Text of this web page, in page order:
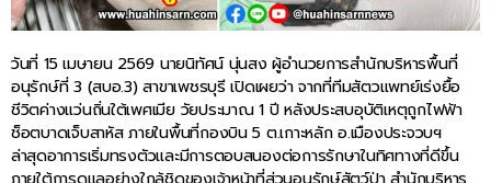
วันที่ 15 เมษายน 2569 นายนิทัศน์ นุ่นสง ผู้อำนวยการสำนักบริหารพื้นที่
อนุรักษ์ที่ 3 (สบอ.3) สาขาเพชรบุรี เปิดเผยว่า จากที่ทีมสัตวแพทย์เร่งยื้อ
ชีวิตค่างแว่นถิ่นใต้เพศเมีย วัยประมาณ 1 ปี หลังประสบอุบัติเหตุถูกไฟฟ้า
ช็อตบาดเจ็บสาหัส ภายในพื้นที่กองบิน 5 ต.เกาะหลัก อ.เมืองประจวบฯ
ล่าสุดอาการเริ่มทรงตัวและมีการตอบสนองต่อการรักษาในทิศทางที่ดีขึ้น